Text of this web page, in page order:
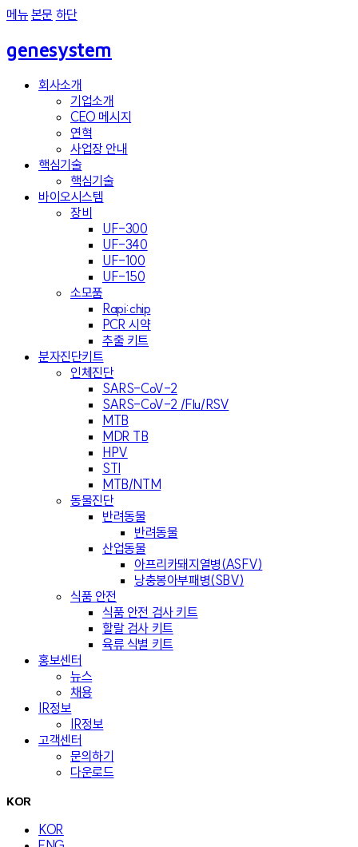
메뉴 본문 하단
genesystem
회사소개
기업소개
CEO 메시지
연혁
사업장 안내
핵심기술
핵심기술
바이오시스템
장비
UF-300
UF-340
UF-100
UF-150
소모품
Rapi:chip
PCR 시약
추출 키트
분자진단키트
인체진단
SARS-CoV-2
SARS-CoV-2 /Flu/RSV
MTB
MDR TB
HPV
STI
MTB/NTM
동물진단
반려동물
반려동물
산업동물
아프리카돼지열병(ASFV)
낭충봉아부패병(SBV)
식품 안전
식품 안전 검사 키트
할랄 검사 키트
육류 식별 키트
홍보센터
뉴스
채용
IR정보
IR정보
고객센터
문의하기
다운로드
KOR
KOR